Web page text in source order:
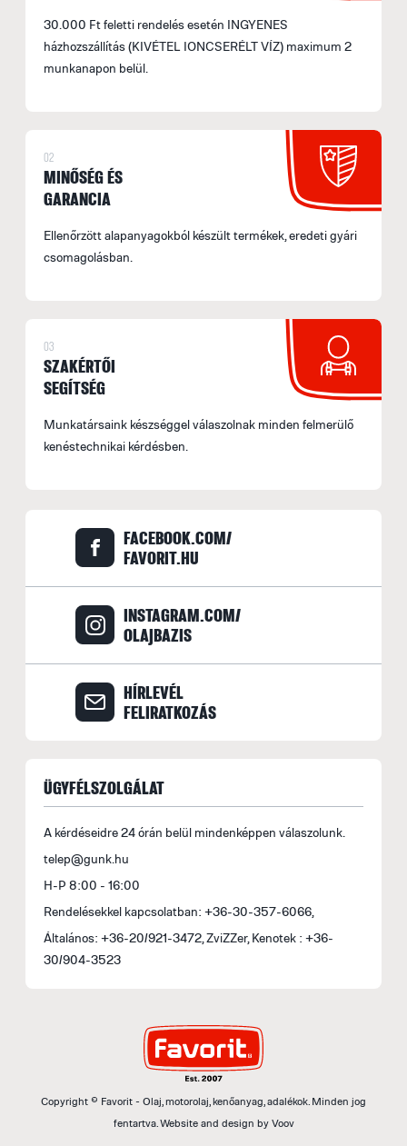
30.000 Ft feletti rendelés esetén INGYENES
házhozszállítás (KIVÉTEL IONCSERÉLT VÍZ) maximum 2
munkanapon belül.
02
MINŐSÉG ÉS
GARANCIA
Ellenőrzött alapanyagokból készült termékek, eredeti gyári
csomagolásban.
03
SZAKÉRTŐI
SEGÍTSÉG
Munkatársaink készséggel válaszolnak minden felmerülő
kenéstechnikai kérdésben.
FACEBOOK.COM/
FAVORIT.HU
INSTAGRAM.COM/
OLAJBAZIS
HÍRLEVÉL
FELIRATKOZÁS
ÜGYFÉLSZOLGÁLAT
A kérdéseidre 24 órán belül mindenképpen válaszolunk.
telep@gunk.hu
H-P 8:00 - 16:00
Rendelésekkel kapcsolatban: +36-30-357-6066,
Általános: +36-20/921-3472, ZviZZer, Kenotek : +36-
30/904-3523
Copyright © Favorit - Olaj, motorolaj, kenőanyag, adalékok. Minden jog
fentartva.Website and design by Voov